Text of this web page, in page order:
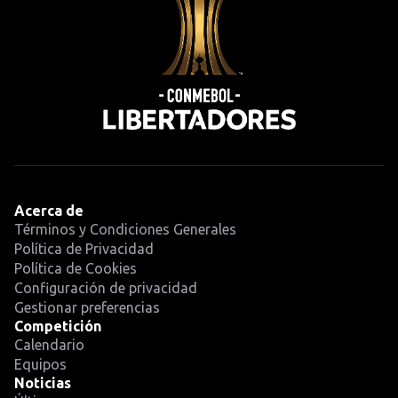
Acerca de
Términos y Condiciones Generales
Política de Privacidad
Política de Cookies
Configuración de privacidad
Gestionar preferencias
Competición
Calendario
Equipos
Noticias